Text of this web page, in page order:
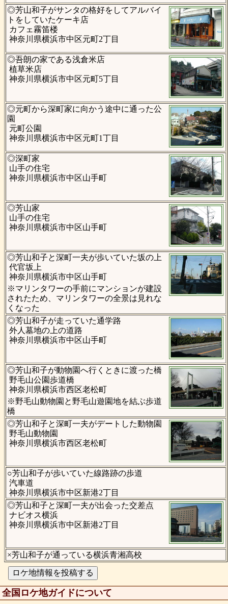
◎芳山和子がサンタの格好をしてアルバイ
トをしていたケーキ店
カフェ霧笛楼
神奈川県横浜市中区元町2丁目
◎吾朗の家である浅倉米店
植草米店
神奈川県横浜市中区元町5丁目
◎元町から深町家に向かう途中に通った公
園
元町公園
神奈川県横浜市中区元町1丁目
◎深町家
山手の住宅
神奈川県横浜市中区山手町
◎芳山家
山手の住宅
神奈川県横浜市中区山手町
◎芳山和子と深町一夫が歩いていた坂の上
代官坂上
神奈川県横浜市中区山手町
※マリンタワーの手前にマンションが建設
されたため、マリンタワーの全景は見れな
くなった
◎芳山和子が走っていた通学路
外人墓地の上の道路
神奈川県横浜市中区山手町
◎芳山和子が動物園へ行くときに渡った橋
野毛山公園歩道橋
神奈川県横浜市西区老松町
※野毛山動物園と野毛山遊園地を結ぶ歩道
橋
◎芳山和子と深町一夫がデートした動物園
野毛山動物園
神奈川県横浜市西区老松町
○芳山和子が歩いていた線路跡の歩道
汽車道
神奈川県横浜市中区新港2丁目
◎芳山和子と深町一夫が出会った交差点
ナビオス横浜
神奈川県横浜市中区新港2丁目
×芳山和子が通っている横浜青湘高校
全国ロケ地ガイドについて